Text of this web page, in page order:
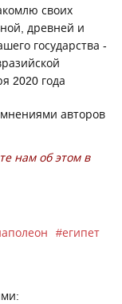
своих
древней и
государства -
2020 года
авторов
нам об этом в
египет